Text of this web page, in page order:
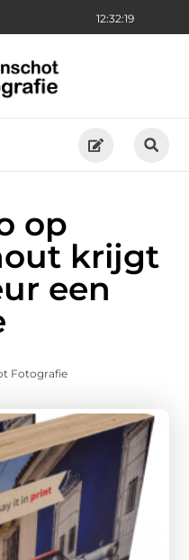
12:32:19
op
krijgt
een
Fotografie